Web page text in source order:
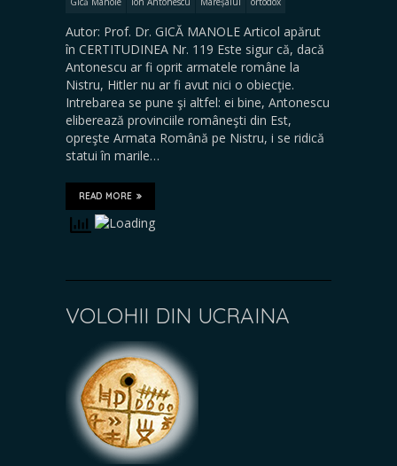
Autor: Prof. Dr. GICĂ MANOLE Articol apărut
în CERTITUDINEA Nr. 119 Este sigur că, dacă
Antonescu ar fi oprit armatele române la
Nistru, Hitler nu ar fi avut nici o obiecţie.
Intrebarea se pune şi altfel: ei bine, Antonescu
eliberează provinciile româneşti din Est,
opreşte Armata Română pe Nistru, i se ridică
statui în marile…
READ MORE
VOLOHII DIN UCRAINA